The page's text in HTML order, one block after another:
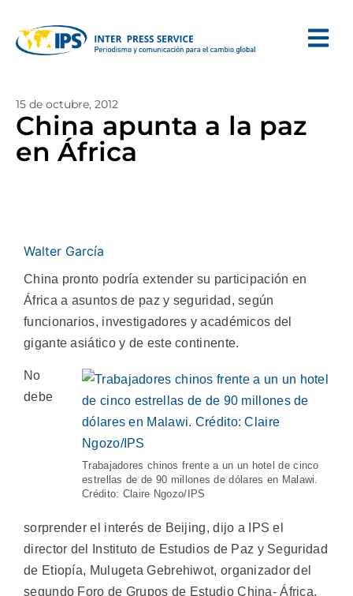
15 de octubre, 2012
China apunta a la paz
en África
Walter García
China pronto podría extender su participación en
África a asuntos de paz y seguridad, según
funcionarios, investigadores y académicos del
gigante asiático y de este continente.
Trabajadores chinos frente a un un hotel de cinco
estrellas de de 90 millones de dólares en Malawi.
Crédito: Claire Ngozo/IPS
No
debe
sorprender el interés de Beijing, dijo a IPS el
director del Instituto de Estudios de Paz y Seguridad
de Etiopía, Mulugeta Gebrehiwot, organizador del
segundo Foro de Grupos de Estudio China- África.